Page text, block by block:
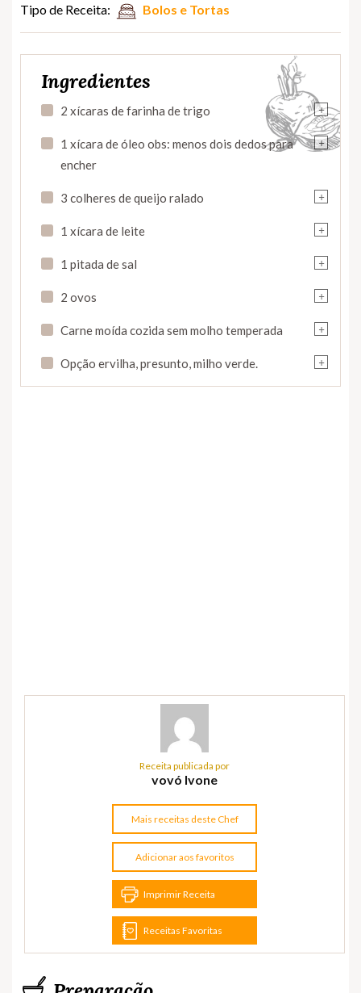
Tipo de Receita: Bolos e Tortas
Ingredientes
+
2 xícaras de farinha de trigo
+
1 xícara de óleo obs: menos dois dedos para
encher
+
3 colheres de queijo ralado
+
1 xícara de leite
+
1 pitada de sal
+
2 ovos
+
Carne moída cozida sem molho temperada
+
Opção ervilha, presunto, milho verde.
Receita publicada por
vovó Ivone
Mais receitas deste Chef
Adicionar aos favoritos
Imprimir Receita
Receitas Favoritas